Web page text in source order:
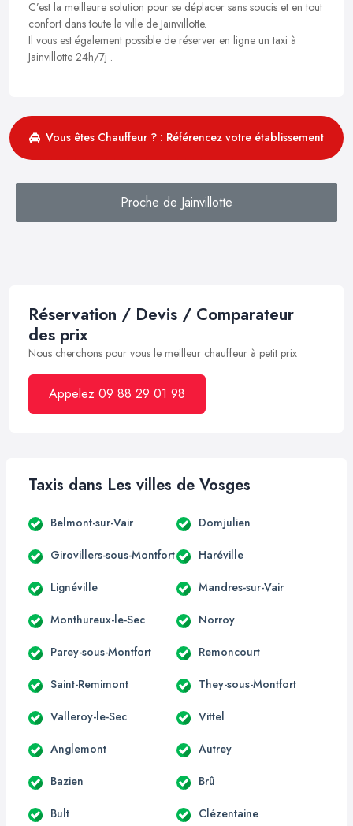
C’est la meilleure solution pour se déplacer sans soucis et en tout
confort dans toute la ville de Jainvillotte.
Il vous est également possible de réserver en ligne un taxi à
Jainvillotte 24h/7j .
Vous êtes Chauffeur ? : Référencez votre établissement
Proche de Jainvillotte
Réservation / Devis / Comparateur
des prix
Nous cherchons pour vous le meilleur chauffeur à petit prix
Appelez 09 88 29 01 98
Taxis dans Les villes de Vosges
Belmont-sur-Vair Domjulien
Girovillers-sous-Montfort Haréville
Lignéville Mandres-sur-Vair
Monthureux-le-Sec Norroy
Parey-sous-Montfort Remoncourt
Saint-Remimont They-sous-Montfort
Valleroy-le-Sec Vittel
Anglemont Autrey
Bazien Brû
Bult Clézentaine